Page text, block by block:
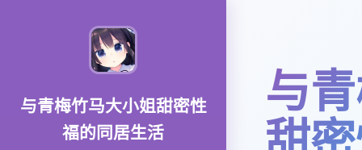
与青梅竹马大小姐甜密性
福的同居生活
与